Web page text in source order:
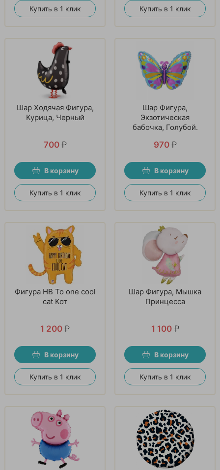
Купить в 1 клик Купить в 1 клик
Шар Ходячая Фигура,
Курица, Черный
700 ₽
В корзину
Купить в 1 клик
Шар Фигура,
Экзотическая
бабочка, Голубой.
970 ₽
В корзину
Купить в 1 клик
Фигура HB To one cool
cat Кот
1 200 ₽
В корзину
Купить в 1 клик
Шар Фигура, Мышка
Принцесса
1 100 ₽
В корзину
Купить в 1 клик